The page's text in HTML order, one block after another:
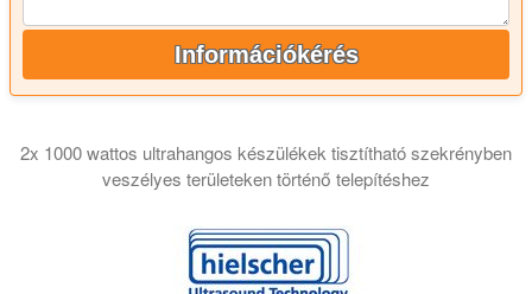
Információkérés
2x 1000 wattos ultrahangos készülékek tisztítható szekrényben
veszélyes területeken történő telepítéshez